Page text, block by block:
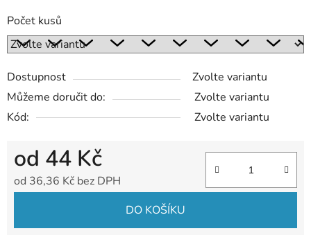
Počet kusů
Dostupnost
Zvolte variantu
Můžeme doručit do:
Zvolte variantu
Kód:
Zvolte variantu
od 44 Kč
od 36,36 Kč bez DPH
DO KOŠÍKU